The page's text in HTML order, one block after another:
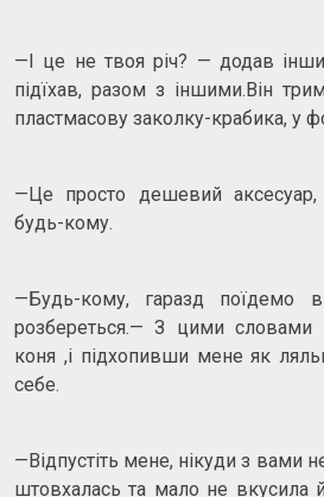
—І це не твоя річ? — додав
підїхав, разом з іншими.Він
пластмасову заколку-крабика, у
—Це просто дешевий
будь-кому.
—Будь-кому, гаразд поїдемо
розбереться.— З цими словами
коня ,і підхопивши мене як
себе.
—Відпустіть мене, нікуди з вами
штовхалась та мало не вкусила